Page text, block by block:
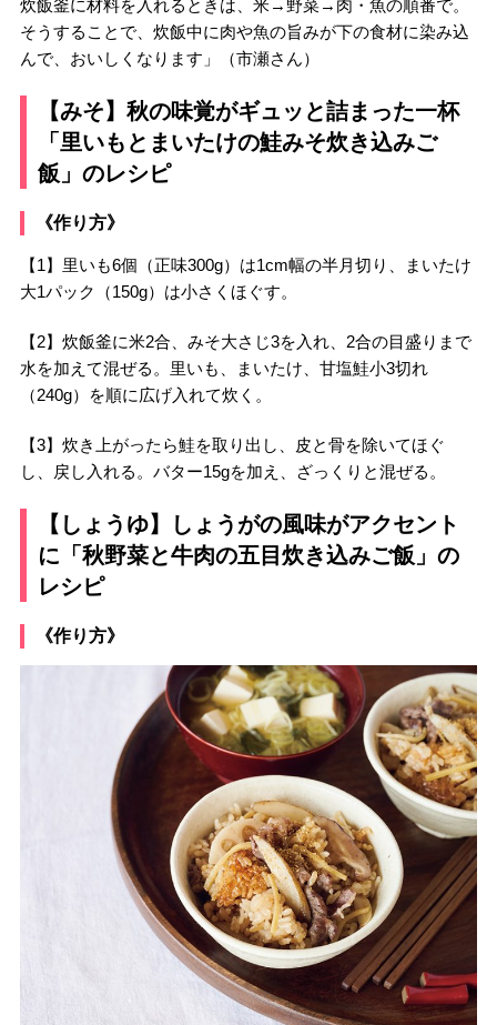
炊飯釜に材料を入れるときは、米→野菜→肉・魚の順番で。
そうすることで、炊飯中に肉や魚の旨みが下の食材に染み込
んで、おいしくなります」（市瀬さん）
【みそ】秋の味覚がギュッと詰まった一杯
「里いもとまいたけの鮭みそ炊き込みご
飯」のレシピ
《作り方》
【1】里いも6個（正味300g）は1cm幅の半月切り、まいたけ
大1パック（150g）は小さくほぐす。
【2】炊飯釜に米2合、みそ大さじ3を入れ、2合の目盛りまで
水を加えて混ぜる。里いも、まいたけ、甘塩鮭小3切れ
（240g）を順に広げ入れて炊く。
【3】炊き上がったら鮭を取り出し、皮と骨を除いてほぐ
し、戻し入れる。バター15gを加え、ざっくりと混ぜる。
【しょうゆ】しょうがの風味がアクセント
に「秋野菜と牛肉の五目炊き込みご飯」の
レシピ
《作り方》